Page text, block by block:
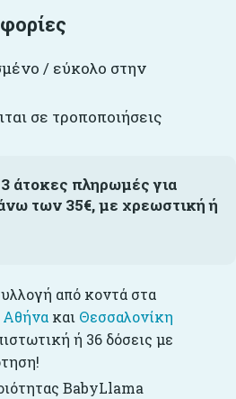
/ εύκολο στην
σε τροποποιήσεις
άτοκες πληρωμές για
των 35€, με χρεωστική ή
από κοντά στα
Αθήνα και Θεσσαλονίκη
ή 36 δόσεις με
BabyLlama